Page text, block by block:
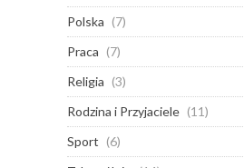
Polska (7)
Praca (7)
Religia (3)
Rodzina i Przyjaciele (11)
Sport (6)